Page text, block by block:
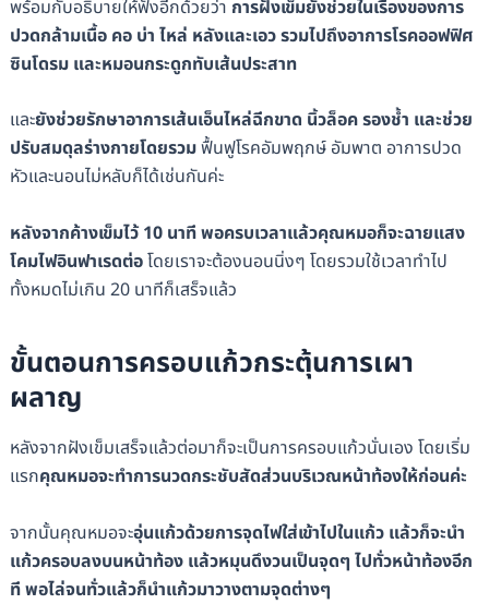
พร้อมกับอธิบายให้ฟังอีกด้วยว่า การฝังเข็มยังช่วยในเรื่องของการ
ปวดกล้ามเนื้อ คอ บ่า ไหล่ หลังและเอว รวมไปถึงอาการโรคออฟฟิศ
ซินโดรม และหมอนกระดูกทับเส้นประสาท
และยังช่วยรักษาอาการเส้นเอ็นไหล่ฉีกขาด นิ้วล็อค รองช้ำ และช่วย
ปรับสมดุลร่างกายโดยรวมฟื้นฟูโรคอัมพฤกษ์ อัมพาต อาการปวด
หัวและนอนไม่หลับก็ได้เช่นกันค่ะ
หลังจากค้างเข็มไว้ 10 นาที พอครบเวลาแล้วคุณหมอก็จะฉายแสง
โคมไฟอินฟาเรดต่อโดยเราจะต้องนอนนิ่งๆ โดยรวมใช้เวลาทำไป
ทั้งหมดไม่เกิน 20 นาทีก็เสร็จแล้ว
ขั้นตอนการครอบแก้วกระตุ้นการเผา
ผลาญ
หลังจากฝังเข็มเสร็จแล้วต่อมาก็จะเป็นการครอบแก้วนั่นเอง โดยเริ่ม
แรกคุณหมอจะทำการนวดกระชับสัดส่วนบริเวณหน้าท้องให้ก่อนค่ะ
จากนั้นคุณหมอจะอุ่นแก้วด้วยการจุดไฟใส่เข้าไปในแก้ว แล้วก็จะนำ
แก้วครอบลงบนหน้าท้อง แล้วหมุนดึงวนเป็นจุดๆ ไปทั่วหน้าท้องอีก
ที พอไล่จนทั่วแล้วก็นำแก้วมาวางตามจุดต่างๆ